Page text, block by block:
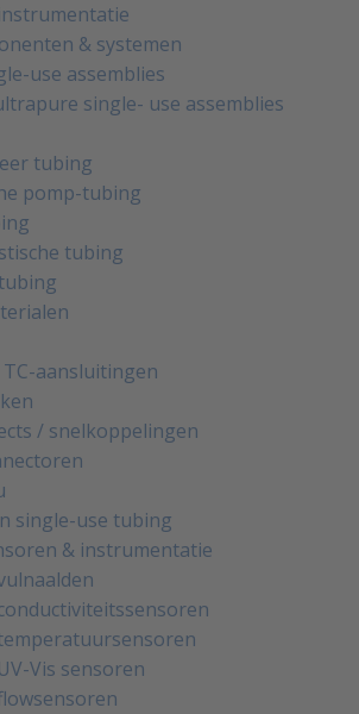
& systemen
use assemblies
single- use assemblies
tubing
pomp-tubing
tubing
aansluitingen
/ snelkoppelingen
single-use tubing
& instrumentatie
Vis sensoren